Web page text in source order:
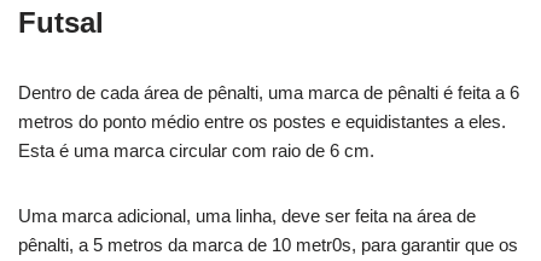
Futsal
Dentro de cada área de pênalti, uma marca de pênalti é feita a 6
metros do ponto médio entre os postes e equidistantes a eles.
Esta é uma marca circular com raio de 6 cm.
Uma marca adicional, uma linha, deve ser feita na área de
pênalti, a 5 metros da marca de 10 metr0s, para garantir que os